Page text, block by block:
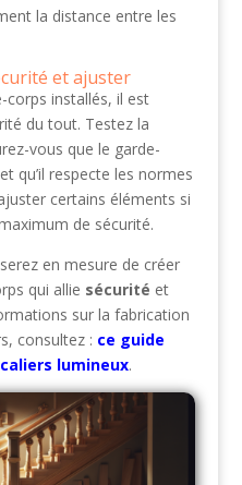
la distance entre les
et ajuster
corps installés, il est
du tout. Testez la
vous que le garde-
qu’il respecte les normes
certains éléments si
de sécurité.
en mesure de créer
qui allie sécurité et
sur la fabrication
consultez : ce guide
lumineux.